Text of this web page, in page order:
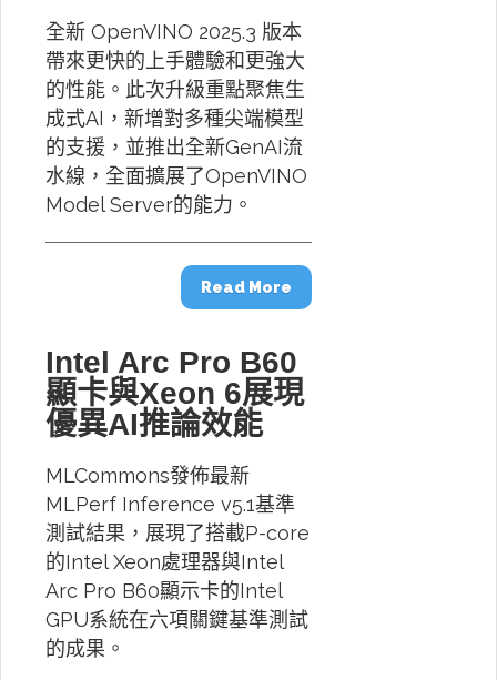
全新 OpenVINO 2025.3 版本
帶來更快的上手體驗和更強大
的性能。此次升級重點聚焦生
成式AI，新增對多種尖端模型
的支援，並推出全新GenAI流
水線，全面擴展了OpenVINO
Model Server的能力。
Read More
Intel Arc Pro B60
顯卡與Xeon 6展現
優異AI推論效能
MLCommons發佈最新
MLPerf Inference v5.1基準
測試結果，展現了搭載P-core
的Intel Xeon處理器與Intel
Arc Pro B60顯示卡的Intel
GPU系統在六項關鍵基準測試
的成果。